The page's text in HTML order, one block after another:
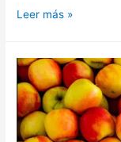
Leer más »